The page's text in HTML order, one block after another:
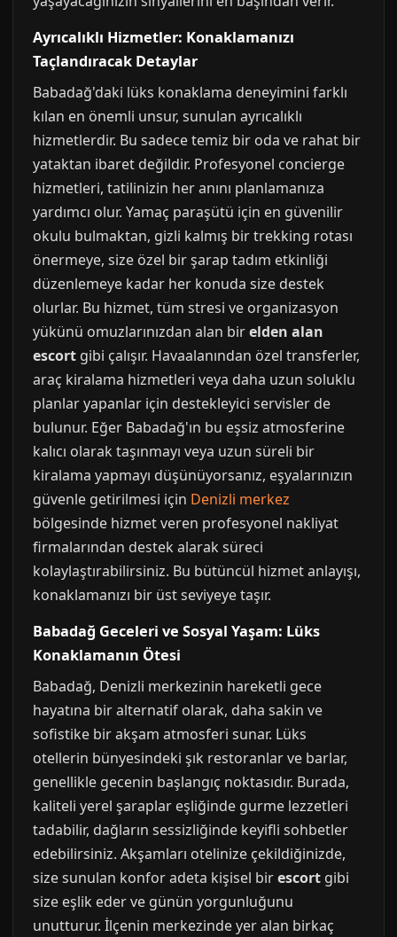
Ayrıcalıklı Hizmetler: Konaklamanızı
Taçlandıracak Detaylar
Babadağ'daki lüks konaklama deneyimini farklı
kılan en önemli unsur, sunulan ayrıcalıklı
hizmetlerdir. Bu sadece temiz bir oda ve rahat bir
yataktan ibaret değildir. Profesyonel concierge
hizmetleri, tatilinizin her anını planlamanıza
yardımcı olur. Yamaç paraşütü için en güvenilir
okulu bulmaktan, gizli kalmış bir trekking rotası
önermeye, size özel bir şarap tadım etkinliği
düzenlemeye kadar her konuda size destek
olurlar. Bu hizmet, tüm stresi ve organizasyon
yükünü omuzlarınızdan alan birelden alan
escort gibi çalışır. Havaalanından özel transferler,
araç kiralama hizmetleri veya daha uzun soluklu
planlar yapanlar için destekleyici servisler de
bulunur. Eğer Babadağ'ın bu eşsiz atmosferine
kalıcı olarak taşınmayı veya uzun süreli bir
kiralama yapmayı düşünüyorsanız, eşyalarınızın
güvenle getirilmesi için Denizli merkez
bölgesinde hizmet veren profesyonel nakliyat
firmalarından destek alarak süreci
kolaylaştırabilirsiniz. Bu bütüncül hizmet anlayışı,
konaklamanızı bir üst seviyeye taşır.
Babadağ Geceleri ve Sosyal Yaşam: Lüks
Konaklamanın Ötesi
Babadağ, Denizli merkezinin hareketli gece
hayatına bir alternatif olarak, daha sakin ve
sofistike bir akşam atmosferi sunar. Lüks
otellerin bünyesindeki şık restoranlar ve barlar,
genellikle gecenin başlangıç noktasıdır. Burada,
kaliteli yerel şaraplar eşliğinde gurme lezzetleri
tadabilir, dağların sessizliğinde keyifli sohbetler
edebilirsiniz. Akşamları otelinize çekildiğinizde,
size sunulan konfor adeta kişisel birescort gibi
size eşlik eder ve günün yorgunluğunu
unutturur. İlçenin merkezinde yer alan birkaç